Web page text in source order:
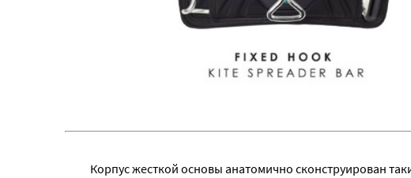
Корпус жесткой основы анатомично сконструирован